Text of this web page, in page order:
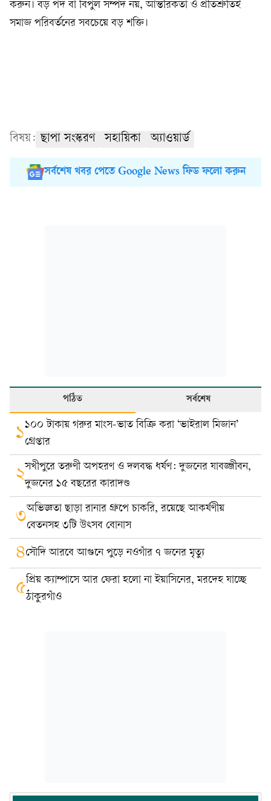
করুন। বড় পদ বা বিপুল সম্পদ নয়, আন্তরিকতা ও প্রতিশ্রুতিই
সমাজ পরিবর্তনের সবচেয়ে বড় শক্তি।
বিষয়: ছাপা সংস্করণ সহায়িকা অ্যাওয়ার্ড
সর্বশেষ খবর পেতে Google News ফিড ফলো করুন
পঠিত সর্বশেষ
১১০০ টাকায় গরুর মাংস-ভাত বিক্রি করা ‘ভাইরাল মিজান’
গ্রেপ্তার
২সখীপুরে তরুণী অপহরণ ও দলবদ্ধ ধর্ষণ: দুজনের যাবজ্জীবন,
দুজনের ১৫ বছরের কারাদণ্ড
৩অভিজ্ঞতা ছাড়া রানার গ্রুপে চাকরি, রয়েছে আকর্ষণীয়
বেতনসহ ৩টি উৎসব বোনাস
৪সৌদি আরবে আগুনে পুড়ে নওগাঁর ৭ জনের মৃত্যু
৫প্রিয় ক্যাম্পাসে আর ফেরা হলো না ইয়াসিনের, মরদেহ যাচ্ছে
ঠাকুরগাঁও